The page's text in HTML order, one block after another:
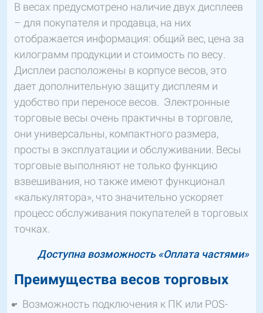
В весах предусмотрено наличие двух дисплеев
– для покупателя и продавца, на них
отображается информация: общий вес, цена за
килограмм продукции и стоимость по весу.
Дисплеи расположены в корпусе весов, это
дает дополнительную защиту дисплеям и
удобство при переносе весов. Электронные
торговые весы очень практичны в торговле,
они универсальны, компактного размера,
просты в эксплуатации и обслуживании. Весы
торговые выполняют не только функцию
взвешивания, но также имеют функционал
«калькулятора», что значительно ускоряет
процесс обслуживания покупателей в торговых
точках.
Доступна возможность «Оплата частями»
Преимущества весов торговых
Возможность подключения к ПК или POS-